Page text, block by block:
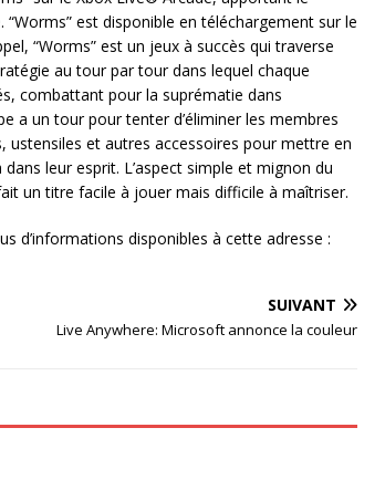
est disponible en téléchargement sur le
“Worms” est un jeux à succès qui traverse
au tour par tour dans lequel chaque
combattant pour la suprématie dans
a un tour pour tenter d’éliminer les membres
ustensiles et autres accessoires pour mettre en
leur esprit. L’aspect simple et mignon du
un titre facile à jouer mais difficile à maîtriser.
d’informations disponibles à cette adresse :
SUIVANT
Live Anywhere: Microsoft annonce la couleur